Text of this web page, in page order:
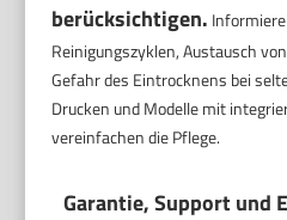
berücksichtigen.
Reinigungszyklen, Austausch
Gefahr des Eintrocknens bei
Drucken und Modelle mit
vereinfachen die Pflege.
Garantie, Support und